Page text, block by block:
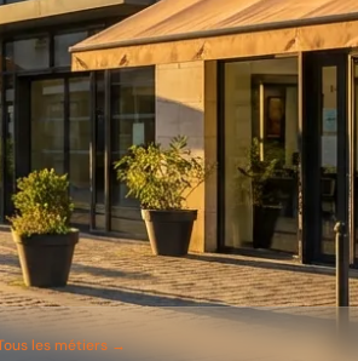
les métiers →